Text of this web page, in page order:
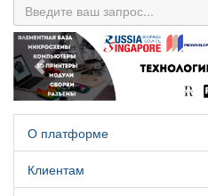
Previous
О платформе
Клиентам